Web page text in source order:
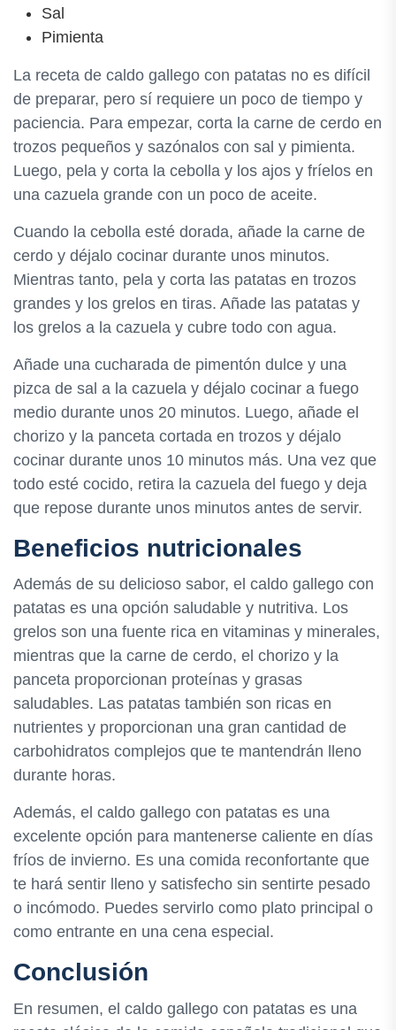
Sal
Pimienta
La receta de caldo gallego con patatas no es difícil
de preparar, pero sí requiere un poco de tiempo y
paciencia. Para empezar, corta la carne de cerdo en
trozos pequeños y sazónalos con sal y pimienta.
Luego, pela y corta la cebolla y los ajos y fríelos en
una cazuela grande con un poco de aceite.
Cuando la cebolla esté dorada, añade la carne de
cerdo y déjalo cocinar durante unos minutos.
Mientras tanto, pela y corta las patatas en trozos
grandes y los grelos en tiras. Añade las patatas y
los grelos a la cazuela y cubre todo con agua.
Añade una cucharada de pimentón dulce y una
pizca de sal a la cazuela y déjalo cocinar a fuego
medio durante unos 20 minutos. Luego, añade el
chorizo y la panceta cortada en trozos y déjalo
cocinar durante unos 10 minutos más. Una vez que
todo esté cocido, retira la cazuela del fuego y deja
que repose durante unos minutos antes de servir.
Beneficios nutricionales
Además de su delicioso sabor, el caldo gallego con
patatas es una opción saludable y nutritiva. Los
grelos son una fuente rica en vitaminas y minerales,
mientras que la carne de cerdo, el chorizo y la
panceta proporcionan proteínas y grasas
saludables. Las patatas también son ricas en
nutrientes y proporcionan una gran cantidad de
carbohidratos complejos que te mantendrán lleno
durante horas.
Además, el caldo gallego con patatas es una
excelente opción para mantenerse caliente en días
fríos de invierno. Es una comida reconfortante que
te hará sentir lleno y satisfecho sin sentirte pesado
o incómodo. Puedes servirlo como plato principal o
como entrante en una cena especial.
Conclusión
En resumen, el caldo gallego con patatas es una